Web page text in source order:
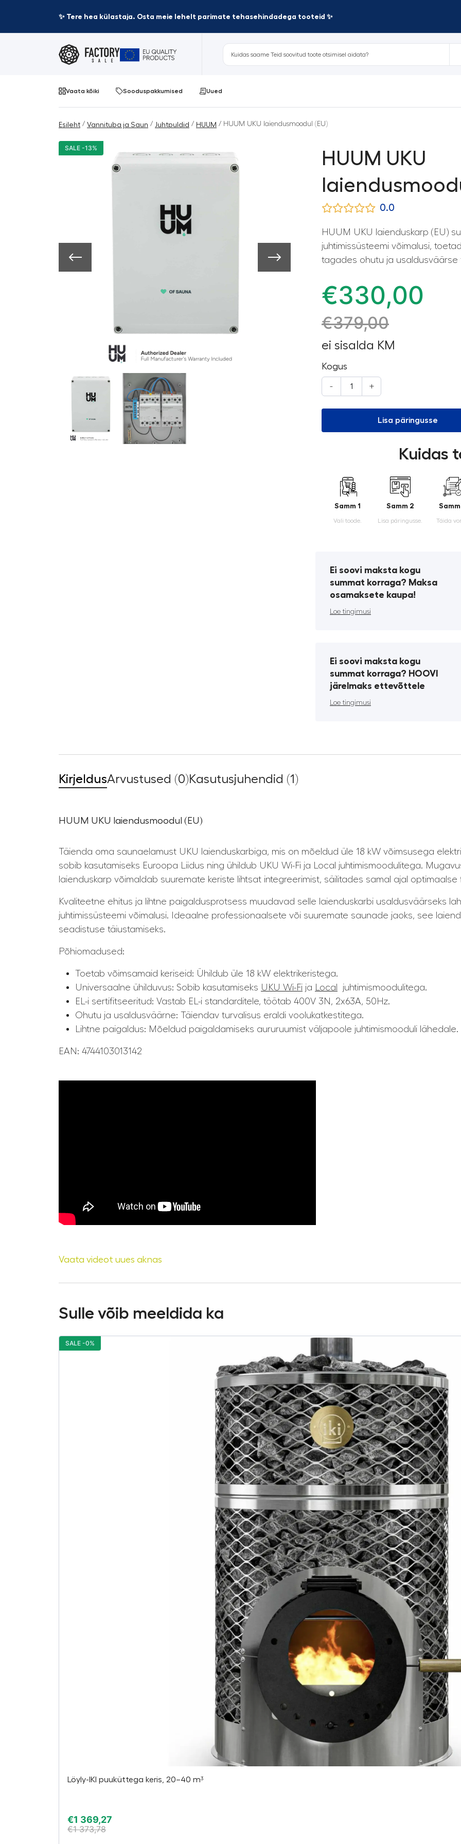
✨ Tere hea külastaja. Osta meie lehelt parimate tehasehindadega tooteid ✨
Vaata kõiki Sooduspakkumised Uued
Esileht / Vannituba ja Saun / Juhtpuldid / HUUM / HUUM UKU laiendusmoodul (EU)
SALE -13%
HUUM UKU
0.0
HUUM UKU laienduskarp (EU)
juhtimissüsteemi võimalusi,
tagades ohutu ja usaldusväärse
€330,00
€379,00
ei sisalda KM
Kogus
- +
Lisa päringusse
Kuidas
Samm 1
Vali toode.
Samm 2
Lisa päringusse. Täida
Ei soovi maksta kogu
summat korraga? Maksa
osamaksete kaupa!
Loe tingimusi
Ei soovi maksta kogu
summat korraga? HOOVI
järelmaks ettevõttele
Loe tingimusi
KirjeldusArvustused (0)Kasutusjuhendid (1)
HUUM UKU laiendusmoodul (EU)
Täienda oma saunaelamust UKU laienduskarbiga, mis on mõeldud üle 18 kW võimsusega
sobib kasutamiseks Euroopa Liidus ning ühildub UKU Wi-Fi ja Local juhtimismoodulitega.
laienduskarp võimaldab suuremate keriste lihtsat integreerimist, säilitades samal ajal
Kvaliteetne ehitus ja lihtne paigaldusprotsess muudavad selle laienduskarbi usaldusväärseks
juhtimissüsteemi võimalusi. Ideaalne professionaalsete või suuremate saunade jaoks, see
seadistuse täiustamiseks.
Põhiomadused:
Toetab võimsamaid keriseid: Ühildub üle 18 kW elektrikeristega.
Universaalne ühilduvus: Sobib kasutamiseks UKU Wi-Fi ja Local
juhtimismoodulitega.
EL-i sertifitseeritud: Vastab EL-i standarditele, töötab 400V 3N, 2x63A, 50Hz.
Ohutu ja usaldusväärne: Täiendav turvalisus eraldi voolukatkestitega.
Lihtne paigaldus: Mõeldud paigaldamiseks aururuumist väljapoole juhtimismooduli lähedale.
EAN: 4744103013142
Vaata videot uues aknas
Sulle võib meeldida ka
Löyly-IKI puuküttega keris, 20–40 m³
€1 369,27
€1 373,78
SALE -0%